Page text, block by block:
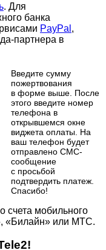
. Для
банка
PayPal ,
партнера в
Введите сумму
пожертвования
в форме выше. После
этого введите номер
телефона в
открывшемся окне
виджета оплаты. На
ваш телефон будет
отправлено СМС-
сообщение
с просьбой
подтвердить платеж.
Cпасибо!
счета мобильного
«Билайн» или МТС.